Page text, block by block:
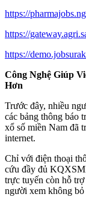
https://
https://
https://
Công Nghệ Giúp
Hơn
Trước đây, nhiều
các bảng thông báo
xổ số miền Nam đã
internet.
Chỉ với điện thoại
cứu đầy đủ
trực tuyến còn hỗ
người xem không